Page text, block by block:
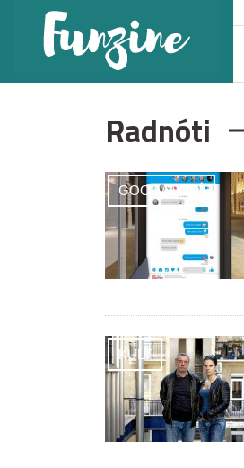
Radnóti
GOODAPEST
KULT